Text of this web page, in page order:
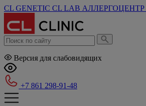
CL GENETIC CL LAB АЛЛЕРГОЦЕНТР
Версия для слабовидящих
+7 861 298-91-48